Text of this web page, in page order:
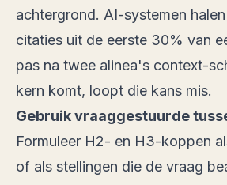
achtergrond. AI-systemen
citaties uit de eerste 30% van
pas na twee alinea's context-
kern komt, loopt die kans mis.
Gebruik vraaggestuurde
Formuleer H2- en H3-koppen
of als stellingen die de vraag